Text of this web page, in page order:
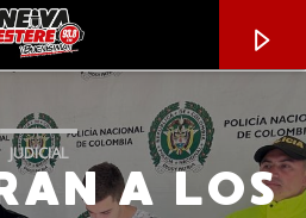
JUDICIAL
A LOS